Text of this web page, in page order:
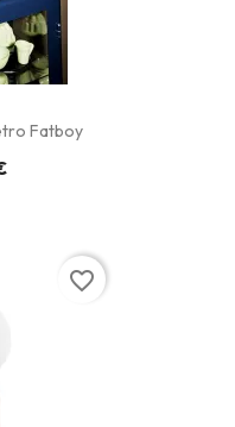
Fatboy
favorite_border